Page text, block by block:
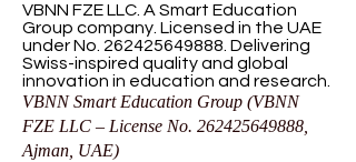
VBNN FZE LLC. A Smart Education
Group company. Licensed in the UAE
under No. 262425649888. Delivering
Swiss-inspired quality and global
innovation in education and research.
VBNN Smart Education Group (VBNN
FZE LLC – License No. 262425649888
Ajman, UAE)